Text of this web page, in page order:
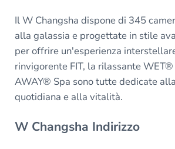
Il W Changsha dispone di 345
alla galassia e progettate in stile
per offrire un'esperienza
rinvigorente FIT, la rilassante
AWAY® Spa sono tutte dedicate
quotidiana e alla vitalità.
W Changsha Indirizzo